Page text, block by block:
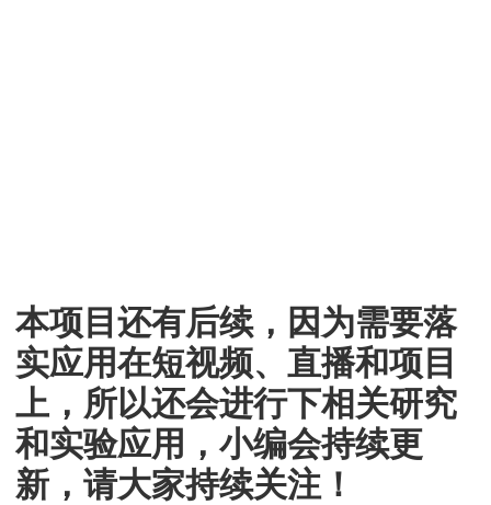
本项目还有后续，因为需要落
实应用在短视频、直播和项目
上，所以还会进行下相关研究
和实验应用，小编会持续更
新，请大家持续关注！